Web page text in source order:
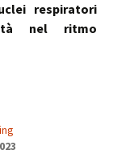
respiratori
nel ritmo